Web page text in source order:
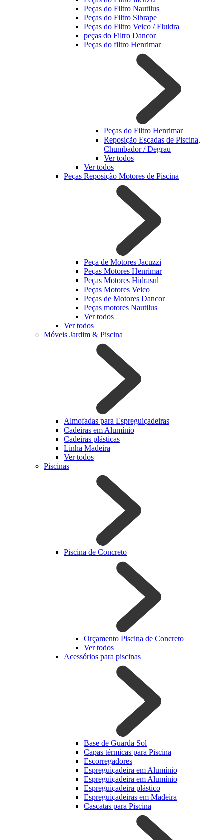
Peças do Filtro Nautilus
Peças do Filtro Sibrape
Peças do Filtro Veico / Fluidra
peças do Filtro Dancor
Peças do filtro Henrimar
Peças do Filtro Henrimar
Reposição Escadas de Piscina,
Chumbador / Degrau
Ver todos
Ver todos
Peças Reposição Motores de Piscina
Peça de Motores Jacuzzi
Peças Motores Henrimar
Peças Motores Hidrasul
Peças Motores Veico
Peças de Motores Dancor
Peças motores Nautilus
Ver todos
Ver todos
Móveis Jardim & Piscina
Almofadas para Espreguiçadeiras
Cadeiras em Alumínio
Cadeiras plásticas
Linha Madeira
Ver todos
Piscinas
Piscina de Concreto
Orçamento Piscina de Concreto
Ver todos
Acessórios para piscinas
Base de Guarda Sol
Capas térmicas para Piscina
Escorregadores
Espreguiçadeira em Alumínio
Espreguiçadeira em Alumínio
Espreguiçadeira plástico
Espreguiçadeiras em Madeira
Cascatas para Piscina